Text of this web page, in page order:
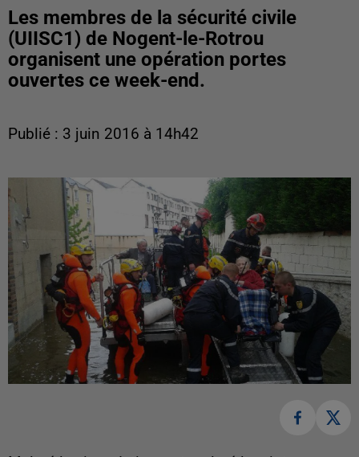
Les membres de la sécurité civile
(UIISC1) de Nogent-le-Rotrou
organisent une opération portes
ouvertes ce week-end.
Publié : 3 juin 2016 à 14h42